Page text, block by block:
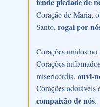
tende piedade de
Coração de Maria,
Santo, rogai por
Corações unidos no
Corações
misericórdia, ouvi-
Corações adoráveis
compaixão de nós.